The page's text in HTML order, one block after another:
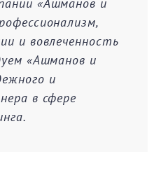
и вовлеченность
«Ашманов и
и
в сфере